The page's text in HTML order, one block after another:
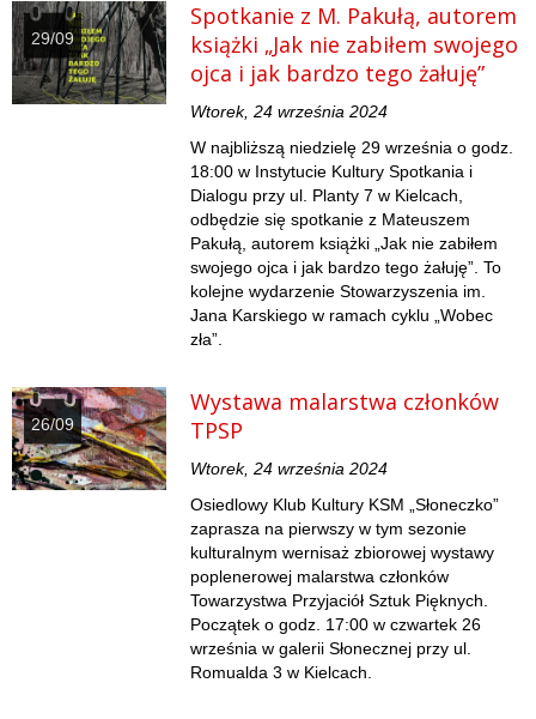
29/09
Spotkanie z M. Pakułą, autorem
książki „Jak nie zabiłem swojego
ojca i jak bardzo tego żałuję”
Wtorek, 24 września 2024
W najbliższą niedzielę 29 września o godz.
18:00 w Instytucie Kultury Spotkania i
Dialogu przy ul. Planty 7 w Kielcach,
odbędzie się spotkanie z Mateuszem
Pakułą, autorem książki „Jak nie zabiłem
swojego ojca i jak bardzo tego żałuję”. To
kolejne wydarzenie Stowarzyszenia im.
Jana Karskiego w ramach cyklu „Wobec
zła”.
26/09
Wystawa malarstwa członków
TPSP
Wtorek, 24 września 2024
Osiedlowy Klub Kultury KSM „Słoneczko”
zaprasza na pierwszy w tym sezonie
kulturalnym wernisaż zbiorowej wystawy
poplenerowej malarstwa członków
Towarzystwa Przyjaciół Sztuk Pięknych.
Początek o godz. 17:00 w czwartek 26
września w galerii Słonecznej przy ul.
Romualda 3 w Kielcach.